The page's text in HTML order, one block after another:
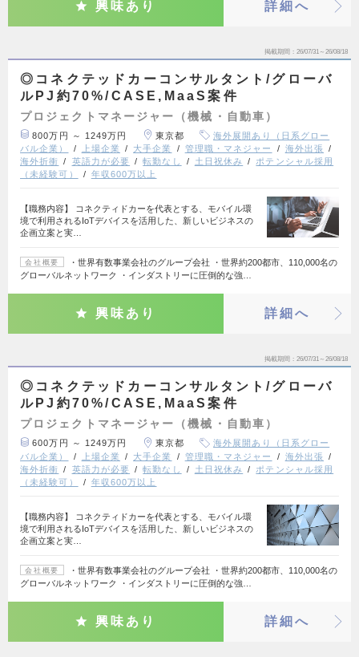
興味あり 詳細へ
掲載期間 26/07/31～26/08/18
◎コネクテッドカーコンサルタント/グローバ
ルPJ約70%/CASE,MaaS案件
プロジェクトマネージャー（機械・自動車）
800万円 ～ 1249万円 東京都
海外展開あり（日系グロー
バル企業）
上場企業 大手企業 管理職・マネジャー
海外出張
海外折衝
英語力が必要 転勤なし 土日祝休み
ポテンシャル採用
（未経験可）
年収600万以上
【職務内容】 コネクティドカーを代表とする、モバイル環
境で利用されるIoTデバイスを活用した、新しいビジネスの
企画立案と実…
会社概要
・世界有数事業会社のグループ会社 ・世界約200都市、110,000名の
グローバルネットワーク ・インダストリーに圧倒的な強…
興味あり 詳細へ
掲載期間 26/07/31～26/08/18
◎コネクテッドカーコンサルタント/グローバ
ルPJ約70%/CASE,MaaS案件
プロジェクトマネージャー（機械・自動車）
600万円 ～ 1249万円 東京都
海外展開あり（日系グロー
バル企業）
上場企業 大手企業 管理職・マネジャー
海外出張
海外折衝
英語力が必要 転勤なし 土日祝休み
ポテンシャル採用
（未経験可）
年収600万以上
【職務内容】 コネクティドカーを代表とする、モバイル環
境で利用されるIoTデバイスを活用した、新しいビジネスの
企画立案と実…
会社概要
・世界有数事業会社のグループ会社 ・世界約200都市、110,000名の
グローバルネットワーク ・インダストリーに圧倒的な強…
興味あり 詳細へ